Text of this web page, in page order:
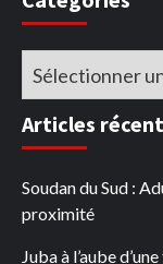
Catégories
Articles
Soudan du Sud :
proximité
Juba à l’aube